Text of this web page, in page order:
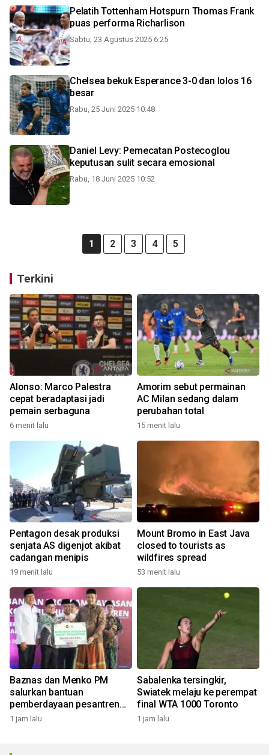
Pelatih Tottenham Hotspurn Thomas Frank
puas performa Richarlison
Sabtu, 23 Agustus 2025 6:25
Chelsea bekuk Esperance 3-0 dan lolos 16
besar
Rabu, 25 Juni 2025 10:48
Daniel Levy: Pemecatan Postecoglou
keputusan sulit secara emosional
Rabu, 18 Juni 2025 10:52
1 2 3 4 5
Terkini
Alonso: Marco Palestra
cepat beradaptasi jadi
pemain serbaguna
6 menit lalu
Amorim sebut permainan
AC Milan sedang dalam
perubahan total
15 menit lalu
Pentagon desak produksi
senjata AS digenjot akibat
cadangan menipis
19 menit lalu
Mount Bromo in East Java
closed to tourists as
wildfires spread
53 menit lalu
Baznas dan Menko PM
salurkan bantuan
pemberdayaan pesantren
Gresik
1 jam lalu
Sabalenka tersingkir,
Swiatek melaju ke perempat
final WTA 1000 Toronto
1 jam lalu